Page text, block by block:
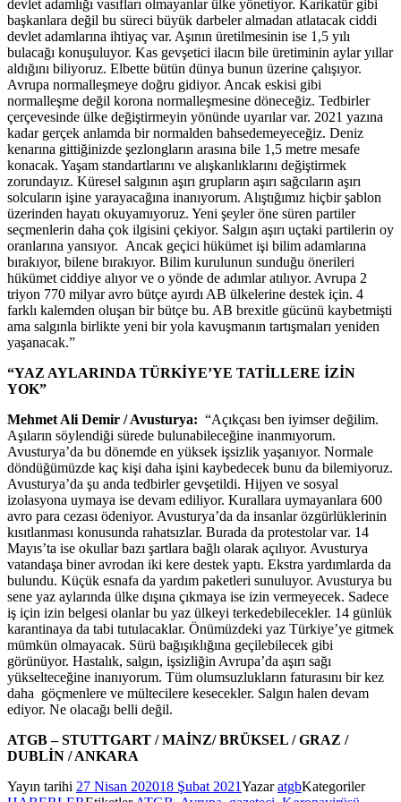
devlet adamlığı vasıfları olmayanlar ülke yönetiyor. Karikatür gibi
başkanlara değil bu süreci büyük darbeler almadan atlatacak ciddi
devlet adamlarına ihtiyaç var. Aşının üretilmesinin ise 1,5 yılı
bulacağı konuşuluyor. Kas gevşetici ilacın bile üretiminin aylar yıllar
aldığını biliyoruz. Elbette bütün dünya bunun üzerine çalışıyor.
Avrupa normalleşmeye doğru gidiyor. Ancak eskisi gibi
normalleşme değil korona normalleşmesine döneceğiz. Tedbirler
çerçevesinde ülke değiştirmeyin yönünde uyarılar var. 2021 yazına
kadar gerçek anlamda bir normalden bahsedemeyeceğiz. Deniz
kenarına gittiğinizde şezlongların arasına bile 1,5 metre mesafe
konacak. Yaşam standartlarını ve alışkanlıklarını değiştirmek
zorundayız. Küresel salgının aşırı grupların aşırı sağcıların aşırı
solcuların işine yarayacağına inanıyorum. Alıştığımız hiçbir şablon
üzerinden hayatı okuyamıyoruz. Yeni şeyler öne süren partiler
seçmenlerin daha çok ilgisini çekiyor. Salgın aşırı uçtaki partilerin oy
oranlarına yansıyor. Ancak geçici hükümet işi bilim adamlarına
bırakıyor, bilene bırakıyor. Bilim kurulunun sunduğu önerileri
hükümet ciddiye alıyor ve o yönde de adımlar atılıyor. Avrupa 2
triyon 770 milyar avro bütçe ayırdı AB ülkelerine destek için. 4
farklı kalemden oluşan bir bütçe bu. AB brexitle gücünü kaybetmişti
ama salgınla birlikte yeni bir yola kavuşmanın tartışmaları yeniden
yaşanacak.”
“YAZ AYLARINDA TÜRKİYE’YE TATİLLERE İZİN
YOK”
Mehmet Ali Demir / Avusturya: “Açıkçası ben iyimser değilim.
Aşıların söylendiği sürede bulunabileceğine inanmıyorum.
Avusturya’da bu dönemde en yüksek işsizlik yaşanıyor. Normale
döndüğümüzde kaç kişi daha işini kaybedecek bunu da bilemiyoruz.
Avusturya’da şu anda tedbirler gevşetildi. Hijyen ve sosyal
izolasyona uymaya ise devam ediliyor. Kurallara uymayanlara 600
avro para cezası ödeniyor. Avusturya’da da insanlar özgürlüklerinin
kısıtlanması konusunda rahatsızlar. Burada da protestolar var. 14
Mayıs’ta ise okullar bazı şartlara bağlı olarak açılıyor. Avusturya
vatandaşa biner avrodan iki kere destek yaptı. Ekstra yardımlarda da
bulundu. Küçük esnafa da yardım paketleri sunuluyor. Avusturya bu
sene yaz aylarında ülke dışına çıkmaya ise izin vermeyecek. Sadece
iş için izin belgesi olanlar bu yaz ülkeyi terkedebilecekler. 14 günlük
karantinaya da tabi tutulacaklar. Önümüzdeki yaz Türkiye’ye gitmek
mümkün olmayacak. Sürü bağışıklığına geçilebilecek gibi
görünüyor. Hastalık, salgın, işsizliğin Avrupa’da aşırı sağı
yükselteceğine inanıyorum. Tüm olumsuzlukların faturasını bir kez
daha göçmenlere ve mültecilere kesecekler. Salgın halen devam
ediyor. Ne olacağı belli değil.
ATGB – STUTTGART / MAİNZ/ BRÜKSEL / GRAZ /
DUBLİN / ANKARA
Yayın tarihi 27 Nisan 202018 Şubat 2021YazaratgbKategoriler